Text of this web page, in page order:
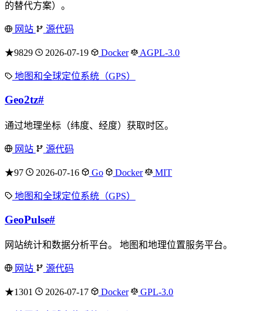
的替代方案）。
网站 源代码
★9829 2026-07-19 Docker AGPL-3.0
地图和全球定位系统（GPS）
Geo2tz#
通过地理坐标（纬度、经度）获取时区。
网站 源代码
★97 2026-07-16 Go Docker MIT
地图和全球定位系统（GPS）
GeoPulse#
网站统计和数据分析平台。 地图和地理位置服务平台。
网站 源代码
★1301 2026-07-17 Docker GPL-3.0